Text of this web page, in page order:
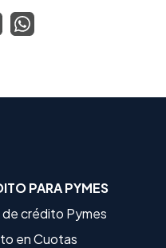
PARA PYMES
de crédito Pymes
en Cuotas